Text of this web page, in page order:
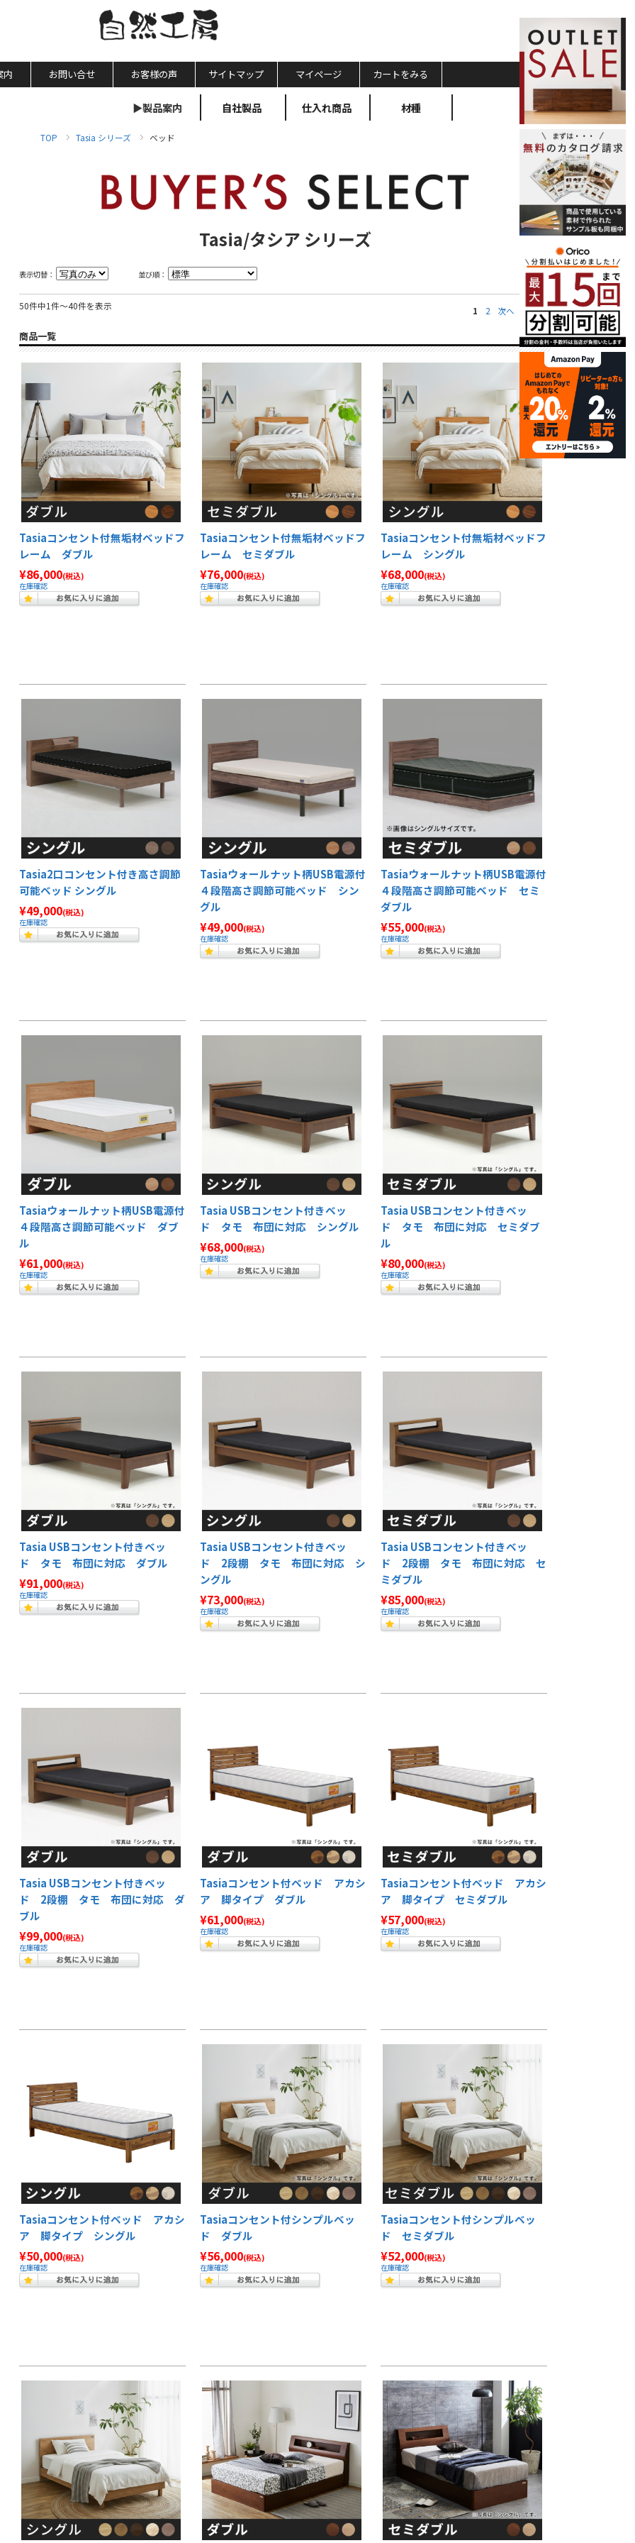
内 お問い合せ お客様の声 サイトマップ マイページ カートをみる
▶製品案内 自社製品 仕入れ商品 材種
TOP Tasia シリーズ ベッド
Tasia/タシア シリーズ
表示切替： 並び順：
50件中1件～40件を表示 1 2 次へ 最後へ
商品一覧
Tasiaコンセント付無垢材ベッドフ
レーム ダブル
¥86,000(税込)
在庫確認
Tasiaコンセント付無垢材ベッドフ
レーム セミダブル
¥76,000(税込)
在庫確認
Tasiaコンセント付無垢材ベッドフ
レーム シングル
¥68,000(税込)
在庫確認
Tasia2口コンセント付き高さ調節
可能ベッド シングル
¥49,000(税込)
在庫確認
Tasiaウォールナット柄USB電源付
４段階高さ調節可能ベッド シン
グル
¥49,000(税込)
在庫確認
Tasiaウォールナット柄USB電源付
４段階高さ調節可能ベッド セミ
ダブル
¥55,000(税込)
在庫確認
Tasiaウォールナット柄USB電源付
４段階高さ調節可能ベッド ダブ
ル
¥61,000(税込)
在庫確認
Tasia USBコンセント付きベッ
ド タモ 布団に対応 シングル
¥68,000(税込)
在庫確認
Tasia USBコンセント付きベッ
ド タモ 布団に対応 セミダブ
ル
¥80,000(税込)
在庫確認
Tasia USBコンセント付きベッ
ド タモ 布団に対応 ダブル
¥91,000(税込)
在庫確認
Tasia USBコンセント付きベッ
ド 2段棚 タモ 布団に対応 シ
ングル
¥73,000(税込)
在庫確認
Tasia USBコンセント付きベッ
ド 2段棚 タモ 布団に対応 セ
ミダブル
¥85,000(税込)
在庫確認
Tasia USBコンセント付きベッ
ド 2段棚 タモ 布団に対応 ダ
ブル
¥99,000(税込)
在庫確認
Tasiaコンセント付ベッド アカシ
ア 脚タイプ ダブル
¥61,000(税込)
在庫確認
Tasiaコンセント付ベッド アカシ
ア 脚タイプ セミダブル
¥57,000(税込)
在庫確認
Tasiaコンセント付ベッド アカシ
ア 脚タイプ シングル
¥50,000(税込)
在庫確認
Tasiaコンセント付シンプルベッ
ド ダブル
¥56,000(税込)
在庫確認
Tasiaコンセント付シンプルベッ
ド セミダブル
¥52,000(税込)
在庫確認